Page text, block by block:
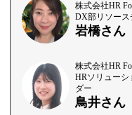
株式会社HR
DX部リソース
岩橋さん
株式会社HR
HRソリューシ
ダー
鳥井さん